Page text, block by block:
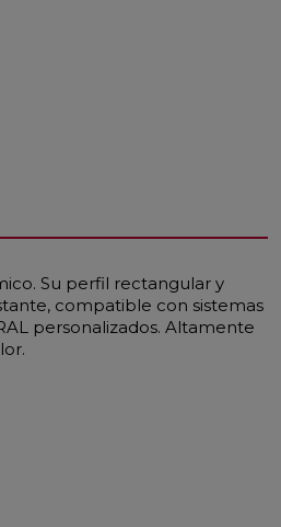
Su perfil rectangular y
compatible con sistemas
personalizados. Altamente